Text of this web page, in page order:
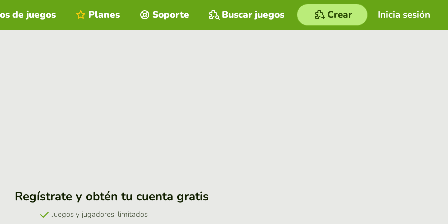
Inicia sesión
de juegos Planes Soporte Buscar juegos Crear
Regístrate y obtén tu cuenta gratis
Juegos y jugadores ilimitados